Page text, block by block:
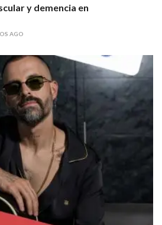
y demencia en
AGO